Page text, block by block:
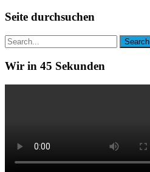
Seite durchsuchen
Wir in 45 Sekunden